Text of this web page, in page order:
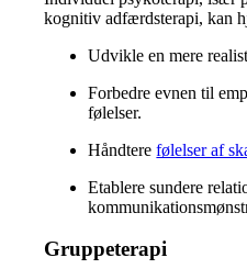
kognitiv adfærdsterapi, kan
Udvikle en mere
Forbedre evnen til
følelser.
Håndterefølelser af
Etablere sundere
Gruppeterapi